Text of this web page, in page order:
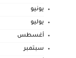
يونيو
يوليو
أغسطس
سبتمبر